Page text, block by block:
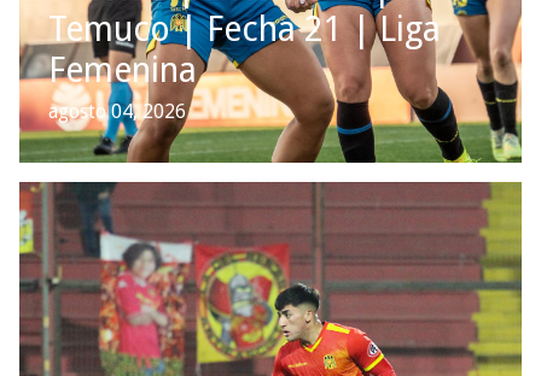
Temuco | Fecha 21 | Liga
Femenina
agosto 04, 2026